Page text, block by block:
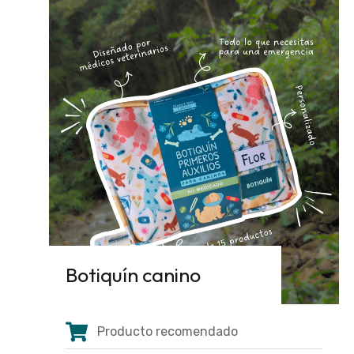
Botiquín canino
Producto recomendado